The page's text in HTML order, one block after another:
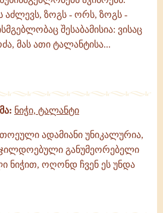
ზოგს - ორს, ზოგს -
შესაბამისია: ვისაც
მას ათი ტალანტისა...
ნიჭი, ტალანტი
ადამიანი უნიკალურია,
განუმეორებელი
ნიჭით, ოღონდ ჩვენ ეს უნდა